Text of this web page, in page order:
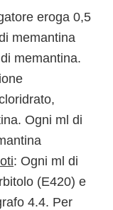
eroga 0,5
memantina
memantina.
Ogni ml di
: Ogni ml di
(E420) e
4.4. Per